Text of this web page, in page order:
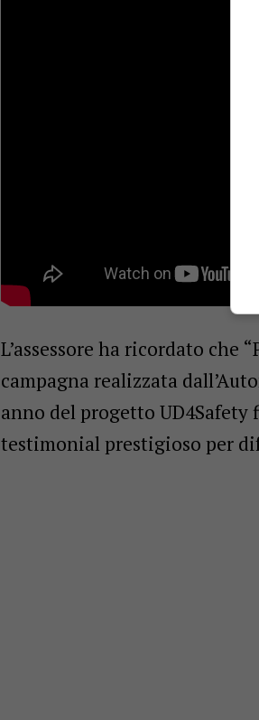
L’assessore ha ricordato che
campagna realizzata
anno del progetto
testimonial prestigioso per